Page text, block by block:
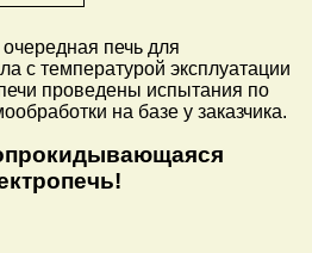
печь для
с температурой эксплуатации
проведены испытания по
на базе у заказчика.